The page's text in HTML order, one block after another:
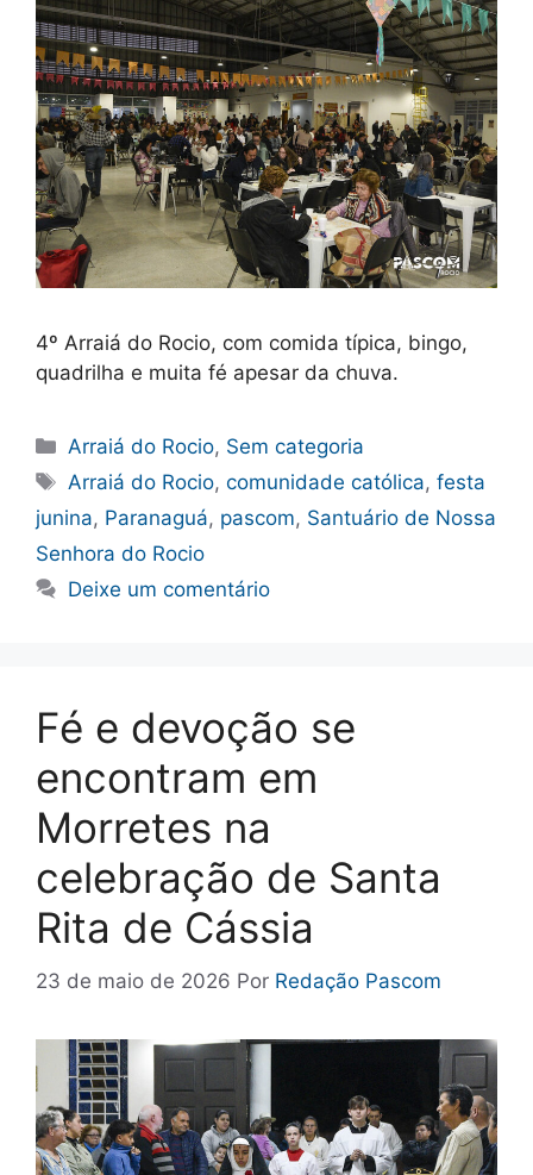
4º Arraiá do Rocio, com comida típica, bingo,
quadrilha e muita fé apesar da chuva.
Categorias
Arraiá do Rocio, Sem categoria
Tags
Arraiá do Rocio,comunidade católica,festa
junina, Paranaguá, pascom, Santuário de Nossa
Senhora do Rocio
Deixe um comentário
Fé e devoção se
encontram em
Morretes na
celebração de Santa
Rita de Cássia
23 de maio de 2026 Por Redação Pascom